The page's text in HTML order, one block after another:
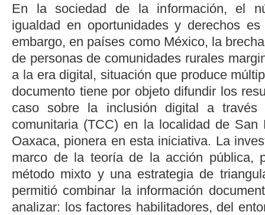
En la sociedad de la información, el
igualdad en oportunidades y derechos
embargo, en países como México, la
de personas de comunidades rurales
a la era digital, situación que produce
documento tiene por objeto difundir los
caso sobre la inclusión digital a
comunitaria (TCC) en la localidad de San
Oaxaca, pionera en esta iniciativa. La
marco de la teoría de la acción pública,
método mixto y una estrategia de
permitió combinar la información
analizar: los factores habilitadores, del